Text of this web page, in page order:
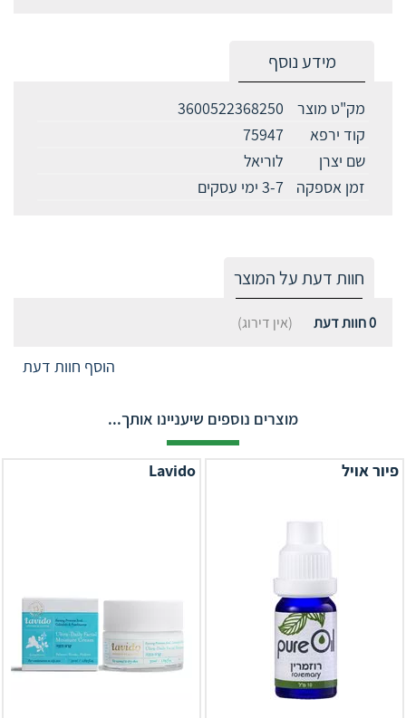
מידע נוסף
מק"ט מוצר
3600522368250
קוד ירפא
75947
שם יצרן
לוריאל
זמן אספקה
3-7 ימי עסקים
חוות דעת על המוצר
0חוות דעת (אין דירוג)
הוסף חוות דעת
מוצרים נוספים שיעניינו אותך...
פיור אויל Lavido